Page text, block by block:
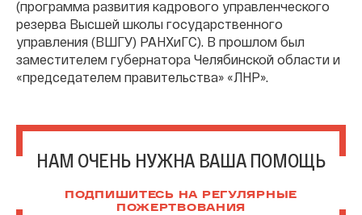
(программа развития кадрового управленческого
резерва Высшей школы государственного
управления (ВШГУ) РАНХиГС). В прошлом был
заместителем губернатора Челябинской области и
«председателем правительства» «ЛНР».
НАМ ОЧЕНЬ НУЖНА ВАША ПОМОЩЬ
ПОДПИШИТЕСЬ НА РЕГУЛЯРНЫЕ
ПОЖЕРТВОВАНИЯ